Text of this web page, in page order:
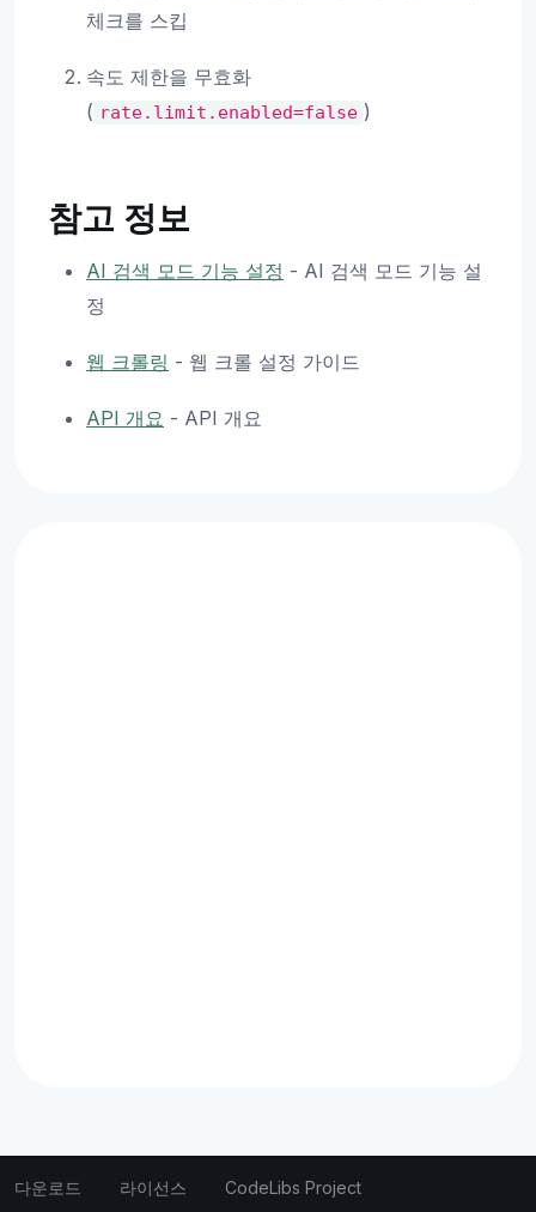
체크를 스킵
속도 제한을 무효화
( rate.limit.enabled=false )
참고 정보
AI 검색 모드 기능 설정 - AI 검색 모드 기능 설
정
웹 크롤링 - 웹 크롤 설정 가이드
API 개요 - API 개요
다운로드 라이선스 CodeLibs Project